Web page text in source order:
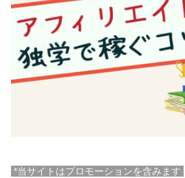
*当サイトはプロモーションを含みます